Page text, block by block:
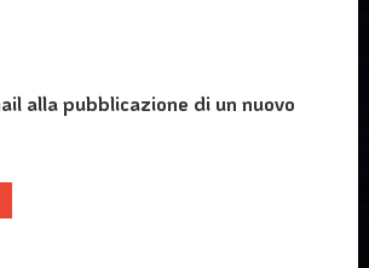
alla pubblicazione di un nuovo